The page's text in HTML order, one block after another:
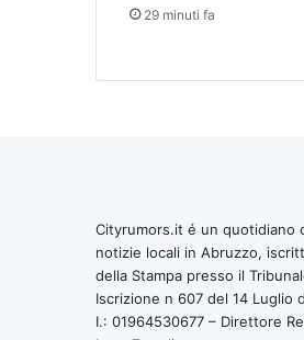
29 minuti fa
Cityrumors.it é un quotidiano
notizie locali in Abruzzo,
della Stampa presso il
Iscrizione n 607 del 14 Luglio
I.: 01964530677 – Direttore